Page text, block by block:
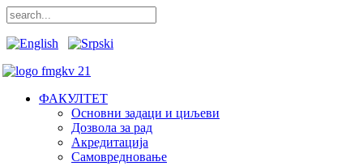
ФАКУЛТЕТ
Основни задаци и циљеви
Дозвола за рад
Акредитација
Самовредновање